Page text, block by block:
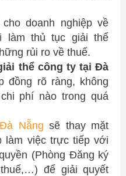
doanh nghiệp về
làm thủ tục giải thể
rủi ro về thuế.
thể công ty tại Đà
đồng rõ ràng, không
phí nào trong quá
Nẵngsẽ thay mặt
làm việc trực tiếp với
(Phòng Đăng ký
để giải quyết